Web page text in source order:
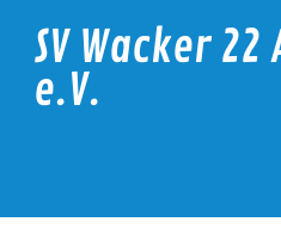
contentSV Wacker
e.V.